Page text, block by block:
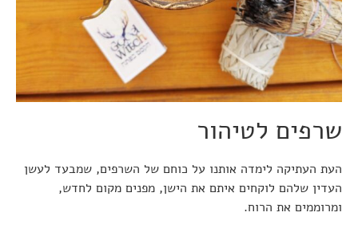
שרפים לטיהור
העת העתיקה לימדה אותנו על כוחם של השרפים, שמבעד לעשן
העדין שלהם לוקחים איתם את הישן, מפנים מקום לחדש,
ומרוממים את הרוח.